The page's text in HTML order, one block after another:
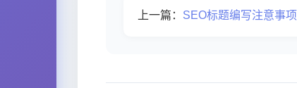
上一篇： SEO标题编写注意事项